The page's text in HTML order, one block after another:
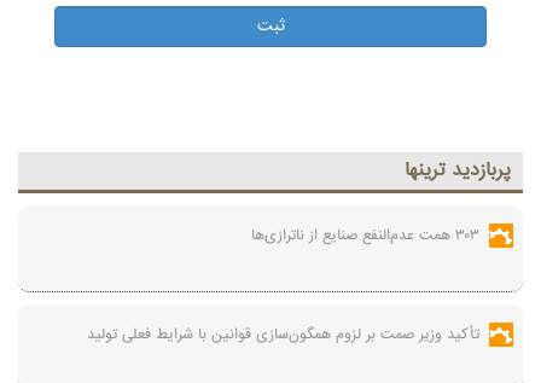
پربازديد ترينها
۳۰۳ همت عدم‌النفع صنایع از ناترازی‌ها
تأکید وزیر صمت بر لزوم همگون‌سازی قوانین با شرایط فعلی تولید